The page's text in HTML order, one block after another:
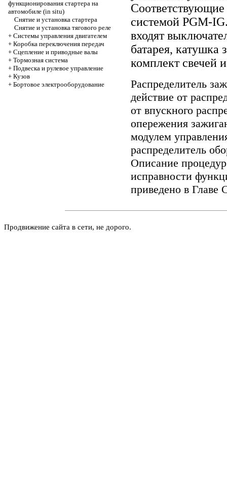
функционирования стартера на
автомобиле (in situ)
Снятие и установка стартера
Снятие и установка тягового реле
+ Системы управления двигателем
+ Коробка переключения передач
+ Cцепление и приводные валы
+ Тормозная система
+ Подвеска и рулевое управление
+ Кузов
+ Бортовое электрооборудование
системой PGM-
входят
батарея, катушка
комплект свечей
Распределитель
действие от
от впускного
опережения
модулем
распределитель
Описание
исправности
приведено в Главе
Продвижение сайта в сети, не дорого.